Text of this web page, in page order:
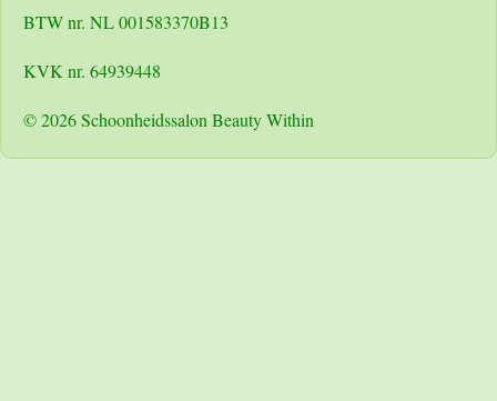
BTW nr. NL 001583370B13
KVK nr. 64939448
© 2026 Schoonheidssalon Beauty Within